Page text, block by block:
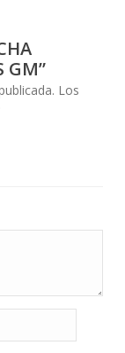
GM”
Los